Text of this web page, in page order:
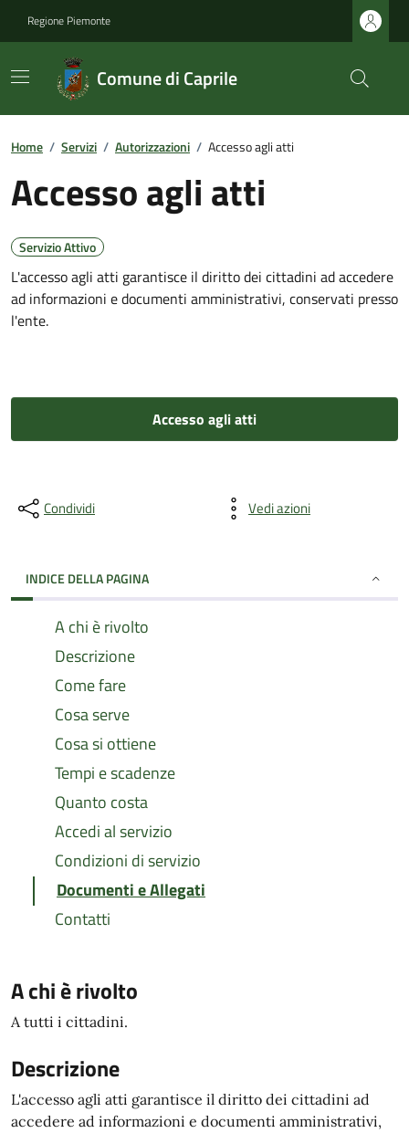
Regione Piemonte
Comune di Caprile
Home / Servizi / Autorizzazioni / Accesso agli atti
Accesso agli atti
Servizio Attivo
L'accesso agli atti garantisce il diritto dei cittadini ad accedere
ad informazioni e documenti amministrativi, conservati presso
l'ente.
Accesso agli atti
Condividi Vedi azioni
INDICE DELLA PAGINA
A chi è rivolto
Descrizione
Come fare
Cosa serve
Cosa si ottiene
Tempi e scadenze
Quanto costa
Accedi al servizio
Condizioni di servizio
Documenti e Allegati
Contatti
A chi è rivolto
A tutti i cittadini.
Descrizione
L'accesso agli atti garantisce il diritto dei cittadini ad
accedere ad informazioni e documenti amministrativi,